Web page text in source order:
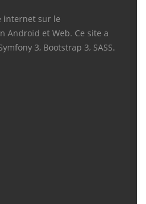
internet sur le
Android et Web. Ce site a
3, Bootstrap 3, SASS.